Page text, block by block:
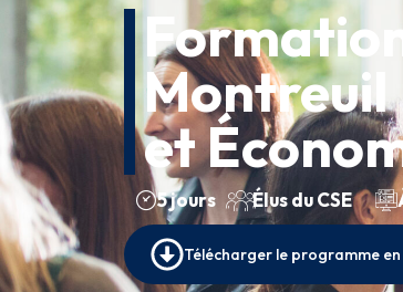
Montreuil
et
5 jours Élus du CSE
Télécharger le programme en